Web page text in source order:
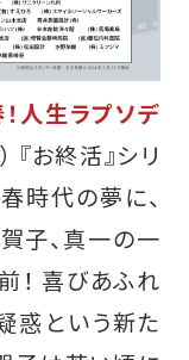
人生ラプソデ
お終活』シリ
時代の夢に、
子、真一の一
！ 喜びあふれ
惑という新た